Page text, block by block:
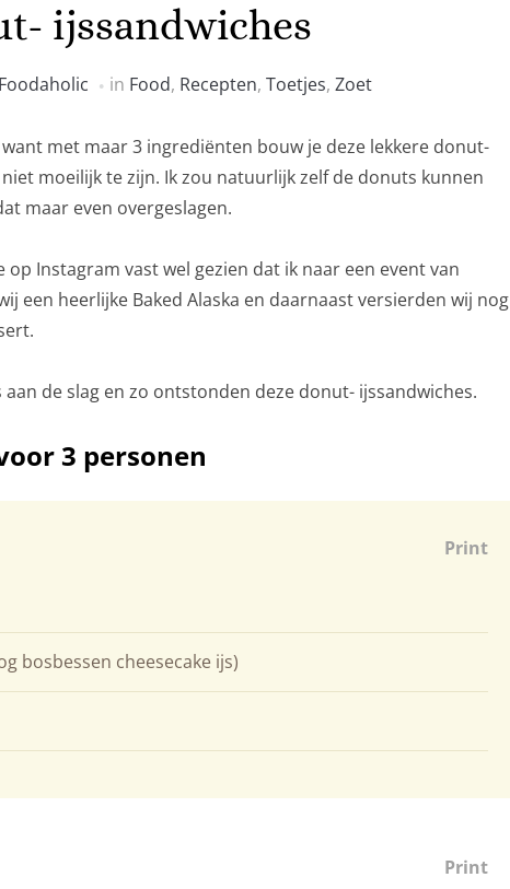
ijssandwiches
Foodaholic in Food, Recepten, Toetjes, Zoet
met maar 3 ingrediënten bouw je deze lekkere donut-
moeilijk te zijn. Ik zou natuurlijk zelf de donuts kunnen
maar even overgeslagen.
Instagram vast wel gezien dat ik naar een event van
een heerlijke Baked Alaska en daarnaast versierden wij nog
de slag en zo ontstonden deze donut- ijssandwiches.
3 personen
Print
bosbessen cheesecake ijs)
Print